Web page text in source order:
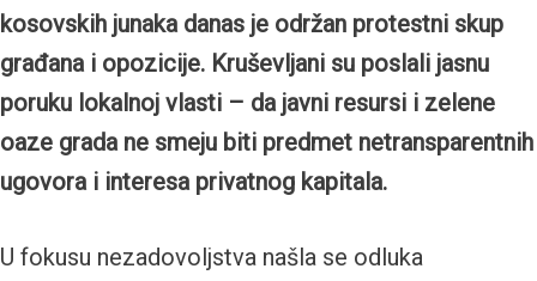
kosovskih junaka danas je održan protestni skup
građana i opozicije. Kruševljani su poslali jasnu
poruku lokalnoj vlasti – da javni resursi i zelene
oaze grada ne smeju biti predmet netransparentnih
ugovora i interesa privatnog kapitala.
U fokusu nezadovoljstva našla se odluka